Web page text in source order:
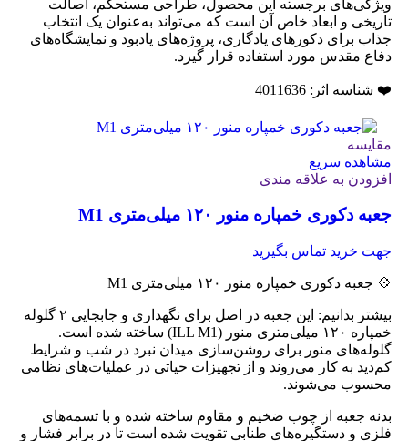
ویژگی‌های برجسته این محصول، طراحی مستحکم، اصالت
تاریخی و ابعاد خاص آن است که می‌تواند به‌عنوان یک انتخاب
جذاب برای دکورهای یادگاری، پروژه‌های یادبود و نمایشگاه‌های
دفاع مقدس مورد استفاده قرار گیرد.
❤️ شناسه اثر: 4011636
مقایسه
مشاهده سریع
افزودن به علاقه مندی
جعبه دکوری خمپاره منور ۱۲۰ میلی‌متری M1
جهت خرید تماس بگیرید
💠 جعبه دکوری خمپاره منور ۱۲۰ میلی‌متری M1
بیشتر بدانیم: این جعبه در اصل برای نگهداری و جابجایی ۲ گلوله
خمپاره ۱۲۰ میلی‌متری منور (ILL M1) ساخته شده است.
گلوله‌های منور برای روشن‌سازی میدان نبرد در شب و شرایط
کم‌دید به کار می‌روند و از تجهیزات حیاتی در عملیات‌های نظامی
محسوب می‌شوند.
بدنه جعبه از چوب ضخیم و مقاوم ساخته شده و با تسمه‌های
فلزی و دستگیره‌های طنابی تقویت شده است تا در برابر فشار و